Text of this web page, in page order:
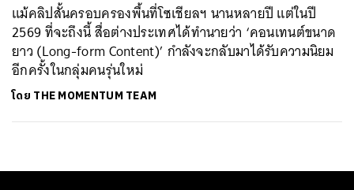
แม้คลิปสั้นครอบครองพื้นที่โซเชียลฯ นานหลายปี แต่ในปี
2569 ที่จะถึงนี้ สื่อต่างประเทศได้ทำนายว่า ‘คอนเทนต์ขนาด
ยาว (Long-form Content)’ กำลังจะกลับมาได้รับความนิยม
อีกครั้งในกลุ่มคนรุ่นใหม่
โดย THE MOMENTUM TEAM